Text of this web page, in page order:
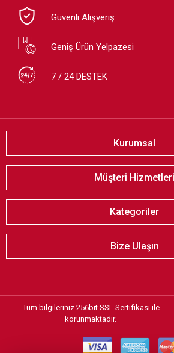
Güvenli Alışveriş
Geniş Ürün Yelpazesi
7 / 24 DESTEK
Kurumsal
Müşteri Hizmetleri
Kategoriler
Bize Ulaşın
Tüm bilgileriniz 256bit SSL Sertifikası ile
korunmaktadır.